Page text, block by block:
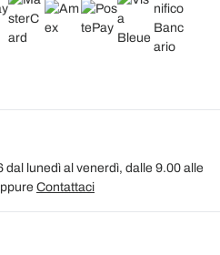
lunedì al venerdì, dalle 9.00 alle
Contattaci